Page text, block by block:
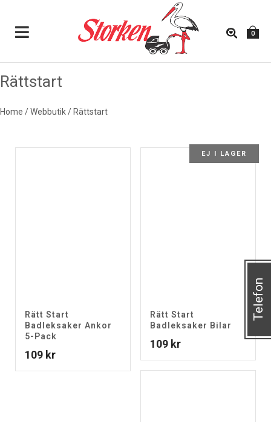
0
Rättstart
Home /Webbutik/ Rättstart
Rätt Start
Badleksaker Ankor
5-Pack
109 kr
EJ I LAGER
Rätt Start
Badleksaker Bilar
109 kr
Telefon